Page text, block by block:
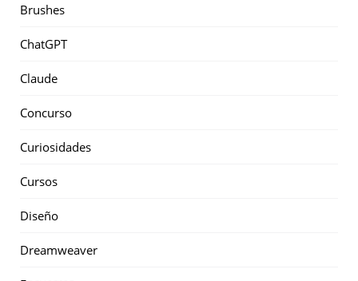
Brushes
ChatGPT
Claude
Concurso
Curiosidades
Cursos
Diseño
Dreamweaver